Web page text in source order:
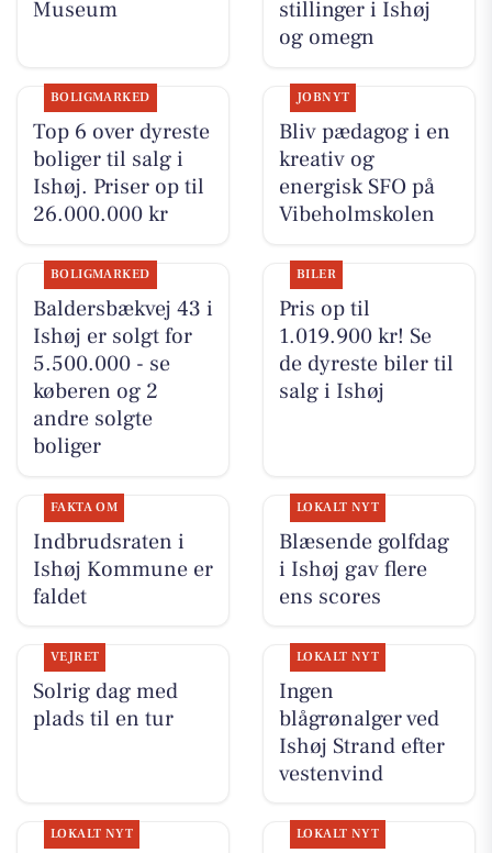
Museum
stillinger i Ishøj
og omegn
BOLIGMARKED
Top 6 over dyreste
boliger til salg i
Ishøj. Priser op til
26.000.000 kr
JOBNYT
Bliv pædagog i en
kreativ og
energisk SFO på
Vibeholmskolen
BOLIGMARKED
Baldersbækvej 43 i
Ishøj er solgt for
5.500.000 - se
køberen og 2
andre solgte
boliger
BILER
Pris op til
1.019.900 kr! Se
de dyreste biler til
salg i Ishøj
FAKTA OM
Indbrudsraten i
Ishøj Kommune er
faldet
LOKALT NYT
Blæsende golfdag
i Ishøj gav flere
ens scores
VEJRET
Solrig dag med
plads til en tur
LOKALT NYT
Ingen
blågrønalger ved
Ishøj Strand efter
vestenvind
LOKALT NYT LOKALT NYT